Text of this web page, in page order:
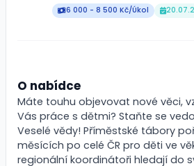
6 000 - 8 500 Kč/Úkol
O nabídce
Máte touhu objevovat nové věci,
Vás práce s dětmi? Staňte se
Veselé vědy! Příměstské tábory
měsících po celé ČR pro děti ve
regionální koordinátoři hledají do